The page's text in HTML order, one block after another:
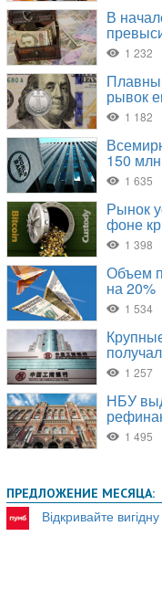
ПРЕДЛОЖЕНИЕ МЕСЯЦА:
Відкривайте